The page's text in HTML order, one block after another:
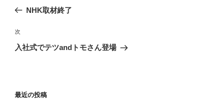
ナ
ビ
ゲ
ン
の
稿
NHK取材終了
次
の
次
入社式でテツandトモさん登場
最近の投稿